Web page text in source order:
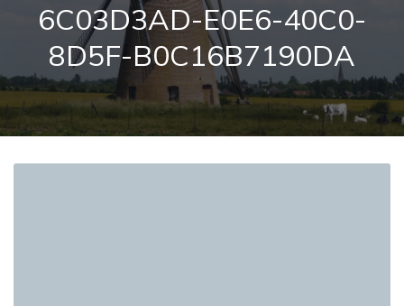
6C03D3AD-E0E6-40C0-
8D5F-B0C16B7190DA